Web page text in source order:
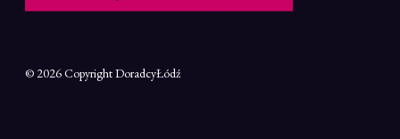
© 2026 CopyrightDoradcyŁódź